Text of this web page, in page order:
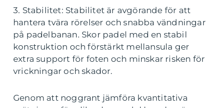
3. Stabilitet: Stabilitet är avgörande för att
hantera tvära rörelser och snabba vändningar
på padelbanan. Skor padel med en stabil
konstruktion och förstärkt mellansula ger
extra support för foten och minskar risken för
vrickningar och skador.
Genom att noggrant jämföra kvantitativa